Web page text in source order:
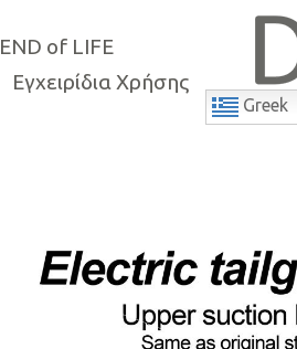
END of LIFE
Εγχειρίδια Χρήσης
Greek